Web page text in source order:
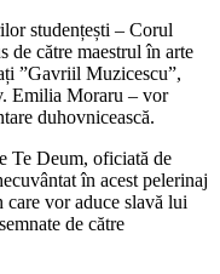
studențești – Corul
de către maestrul în arte
”Gavriil Muzicescu”,
Emilia Moraru – vor
duhovnicească.
Te Deum, oficiată de
în acest pelerinaj
vor aduce slavă lui
de către